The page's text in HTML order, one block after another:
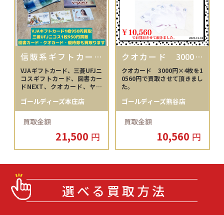
信販系ギフトカード
（VJA、UFJニコス）
VJAギフトカード、三菱UFJニ
コスギフトカード、図書カー
ドNEXT、クオカード、ヤマ
円でお買取しました！
ゴールディーズ本庄店
買取金額
21,500 円
クオカード 3000円
×4枚
クオカード 3000円×4枚を1
0560円で買取させて頂きまし
た。
ゴールディーズ熊谷店
買取金額
10,560 円
選べる買取方法